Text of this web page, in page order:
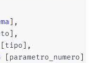
,
,
tipo
,
parametro_numero